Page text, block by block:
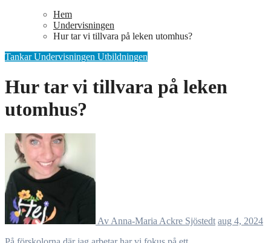
Hem
Undervisningen
Hur tar vi tillvara på leken utomhus?
TankarUndervisningen Utbildningen
Hur tar vi tillvara på leken
utomhus?
Av Anna-Maria Ackre Sjöstedt aug 4, 2024